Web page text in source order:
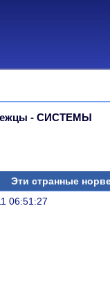
- СИСТЕМЫ
Эти странные
06:51:27